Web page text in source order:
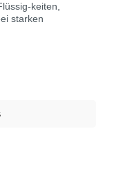
keiten,
starken